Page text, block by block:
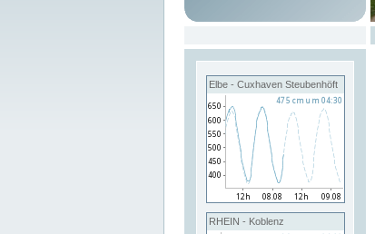
Elbe - Cuxhaven Steubenhöft
RHEIN - Koblenz